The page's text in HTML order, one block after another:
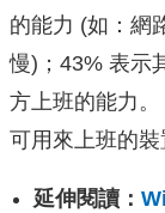
的能力 (如：網
慢)；43% 表示
方上班的能力
可用來上班的裝
延伸閱讀：